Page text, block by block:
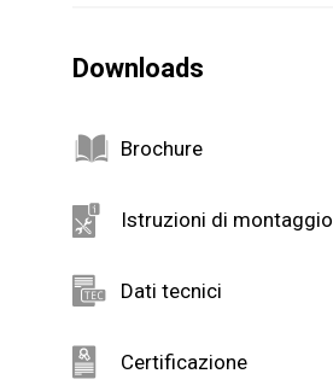
Downloads
Brochure
Istruzioni di montaggio
Dati tecnici
Certificazione